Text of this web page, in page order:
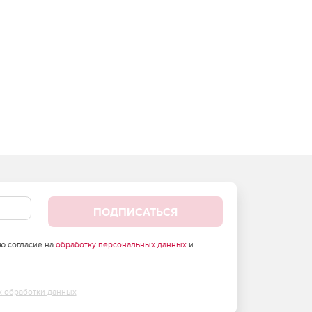
ПОДПИСАТЬСЯ
согласие на обработку персональных данныхи
обработки данных